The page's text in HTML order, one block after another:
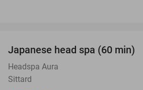
Japanese head spa (60 min)
Headspa Aura
Sittard